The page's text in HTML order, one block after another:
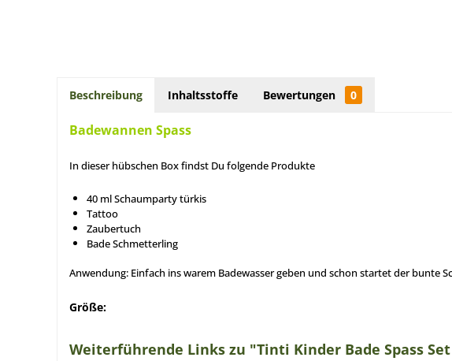
Beschreibung Inhaltsstoffe Bewertungen 0
Badewannen Spass
In dieser hübschen Box findst Du folgende Produkte
40 ml Schaumparty türkis
Tattoo
Zaubertuch
Bade Schmetterling
Anwendung: Einfach ins warem Badewasser geben und schon startet der bunte
Größe:
Weiterführende Links zu "Tinti Kinder Bade Spass